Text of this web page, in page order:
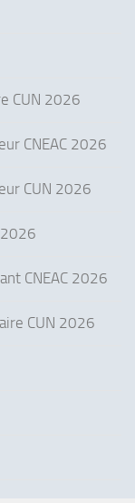
CUN 2026
CNEAC 2026
CUN 2026
CNEAC 2026
CUN 2026